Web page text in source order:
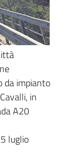
da impianto
in
A20
luglio